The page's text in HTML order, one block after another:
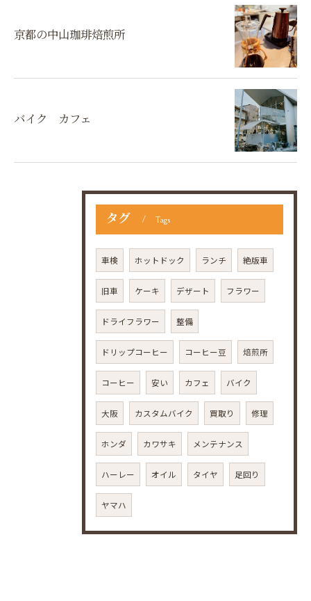
京都の中山珈琲焙煎所
バイク カフェ
タグ Tags
車検 ホットドック ランチ 絶版車
旧車 ケーキ デザート フラワー
ドライフラワー 整備
ドリップコーヒー コーヒー豆 焙煎所
コーヒー 安い カフェ バイク
大阪 カスタムバイク 買取り 修理
ホンダ カワサキ メンテナンス
ハーレー オイル タイヤ 足回り
ヤマハ